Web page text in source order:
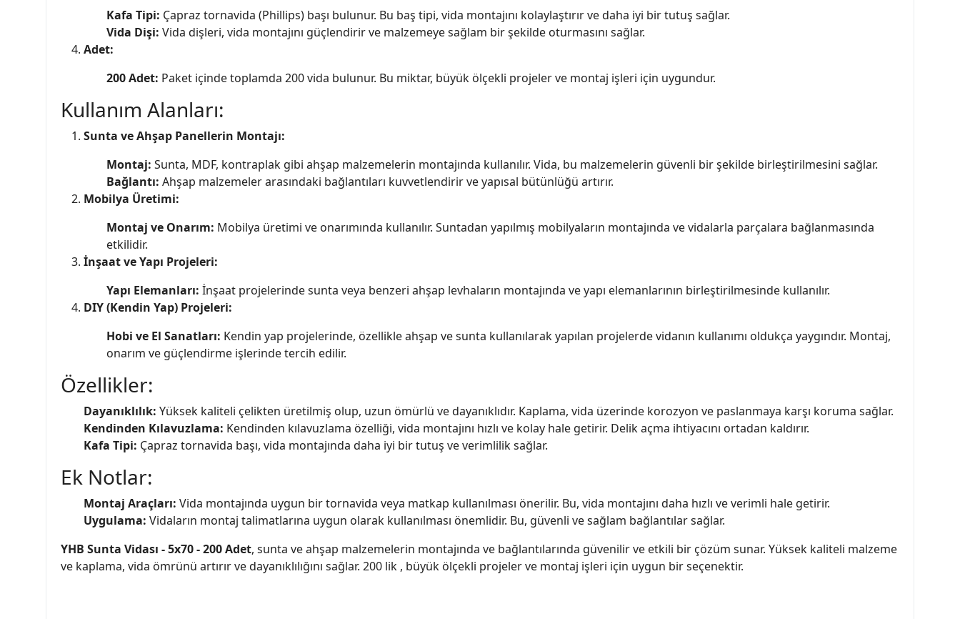
Kafa Tipi: Çapraz tornavida (Phillips) başı bulunur. Bu baş tipi, vida montajını kolaylaştırır ve daha iyi bir tutuş sağlar.
Vida Dişi: Vida dişleri, vida montajını güçlendirir ve malzemeye sağlam bir şekilde oturmasını sağlar.
Adet:
200 Adet: Paket içinde toplamda 200 vida bulunur. Bu miktar, büyük ölçekli projeler ve montaj işleri için uygundur.
Kullanım Alanları:
Sunta ve Ahşap Panellerin Montajı:
Montaj: Sunta, MDF, kontraplak gibi ahşap malzemelerin montajında kullanılır. Vida, bu malzemelerin güvenli bir şekilde birleştirilmesini sağlar.
Bağlantı: Ahşap malzemeler arasındaki bağlantıları kuvvetlendirir ve yapısal bütünlüğü artırır.
Mobilya Üretimi:
Montaj ve Onarım: Mobilya üretimi ve onarımında kullanılır. Suntadan yapılmış mobilyaların montajında ve vidalarla parçalara bağlanmasında
etkilidir.
İnşaat ve Yapı Projeleri:
Yapı Elemanları: İnşaat projelerinde sunta veya benzeri ahşap levhaların montajında ve yapı elemanlarının birleştirilmesinde kullanılır.
DIY (Kendin Yap) Projeleri:
Hobi ve El Sanatları: Kendin yap projelerinde, özellikle ahşap ve sunta kullanılarak yapılan projelerde vidanın kullanımı oldukça yaygındır. Montaj,
onarım ve güçlendirme işlerinde tercih edilir.
Özellikler:
Dayanıklılık: Yüksek kaliteli çelikten üretilmiş olup, uzun ömürlü ve dayanıklıdır. Kaplama, vida üzerinde korozyon ve paslanmaya karşı koruma sağlar.
Kendinden Kılavuzlama: Kendinden kılavuzlama özelliği, vida montajını hızlı ve kolay hale getirir. Delik açma ihtiyacını ortadan kaldırır.
Kafa Tipi: Çapraz tornavida başı, vida montajında daha iyi bir tutuş ve verimlilik sağlar.
Ek Notlar:
Montaj Araçları: Vida montajında uygun bir tornavida veya matkap kullanılması önerilir. Bu, vida montajını daha hızlı ve verimli hale getirir.
Uygulama: Vidaların montaj talimatlarına uygun olarak kullanılması önemlidir. Bu, güvenli ve sağlam bağlantılar sağlar.
YHB Sunta Vidası - 5x70 - 200 Adet, sunta ve ahşap malzemelerin montajında ve bağlantılarında güvenilir ve etkili bir çözüm sunar. Yüksek kaliteli malzeme
ve kaplama, vida ömrünü artırır ve dayanıklılığını sağlar. 200 lik , büyük ölçekli projeler ve montaj işleri için uygun bir seçenektir.